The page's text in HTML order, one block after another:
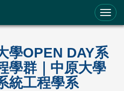
助系統
學OPEN DAY系
學群｜中原大學
統工程學系